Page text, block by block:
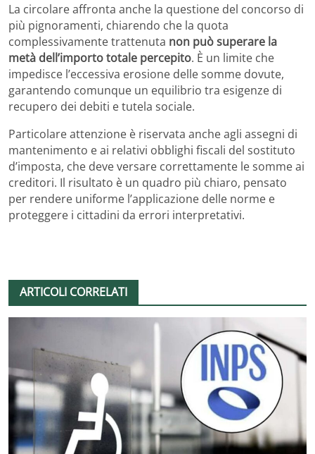
La circolare affronta anche la questione del concorso di
più pignoramenti, chiarendo che la quota
complessivamente trattenuta non può superare la
metà dell’importo totale percepito. È un limite che
impedisce l’eccessiva erosione delle somme dovute,
garantendo comunque un equilibrio tra esigenze di
recupero dei debiti e tutela sociale.
Particolare attenzione è riservata anche agli assegni di
mantenimento e ai relativi obblighi fiscali del sostituto
d’imposta, che deve versare correttamente le somme ai
creditori. Il risultato è un quadro più chiaro, pensato
per rendere uniforme l’applicazione delle norme e
proteggere i cittadini da errori interpretativi.
ARTICOLI CORRELATI